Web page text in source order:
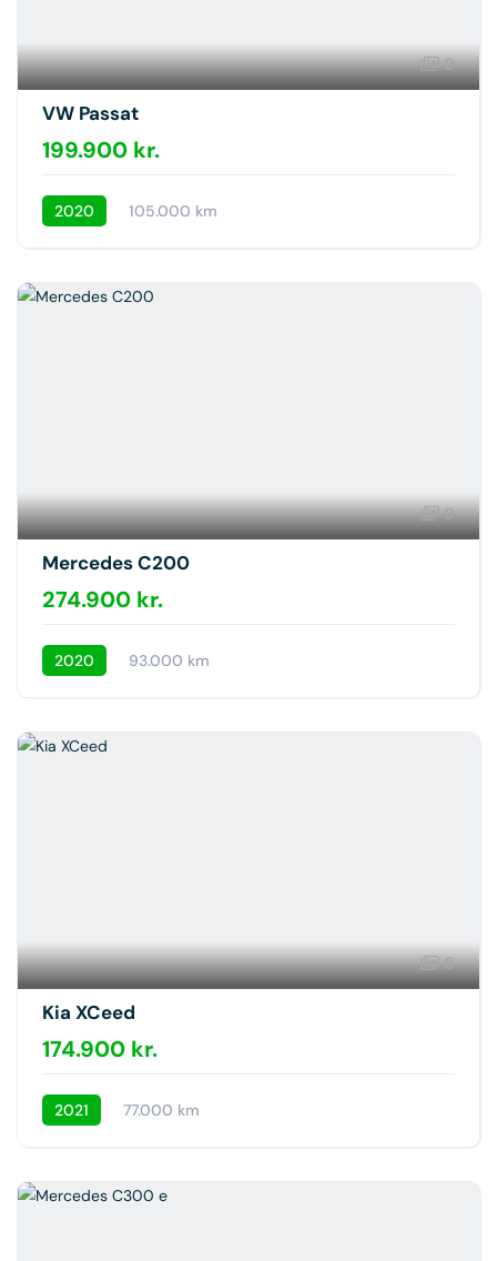
9
VW Passat
199.900 kr.
2020 105.000 km
9
Mercedes C200
274.900 kr.
2020 93.000 km
8
Kia XCeed
174.900 kr.
2021 77.000 km